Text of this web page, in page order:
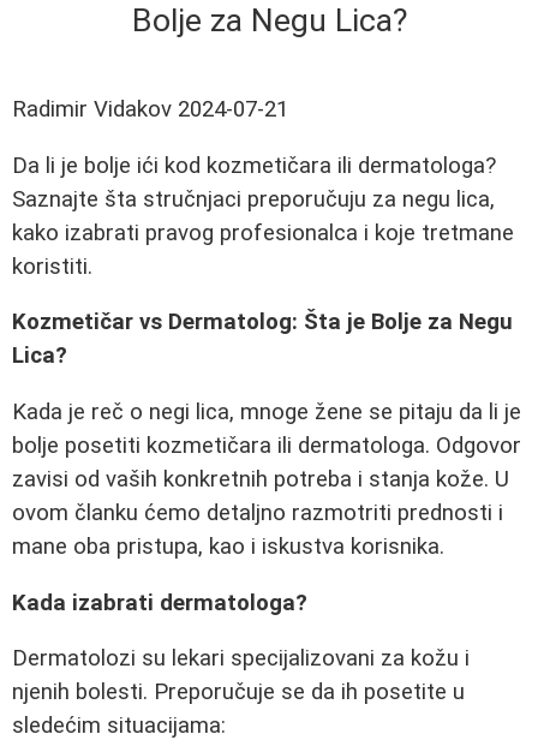
Bolje za Negu Lica?
Radimir Vidakov 2024-07-21
Da li je bolje ići kod kozmetičara ili dermatologa?
Saznajte šta stručnjaci preporučuju za negu lica,
kako izabrati pravog profesionalca i koje tretmane
koristiti.
Kozmetičar vs Dermatolog: Šta je Bolje za Negu
Lica?
Kada je reč o negi lica, mnoge žene se pitaju da li je
bolje posetiti kozmetičara ili dermatologa. Odgovor
zavisi od vaših konkretnih potreba i stanja kože. U
ovom članku ćemo detaljno razmotriti prednosti i
mane oba pristupa, kao i iskustva korisnika.
Kada izabrati dermatologa?
Dermatolozi su lekari specijalizovani za kožu i
njenih bolesti. Preporučuje se da ih posetite u
sledećim situacijama: